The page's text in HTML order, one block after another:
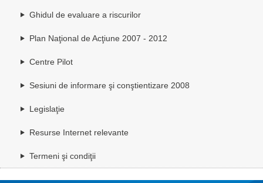
Ghidul de evaluare a riscurilor
Plan Naţional de Acţiune 2007 - 2012
Centre Pilot
Sesiuni de informare şi conştientizare 2008
Legislaţie
Resurse Internet relevante
Termeni şi condiţii